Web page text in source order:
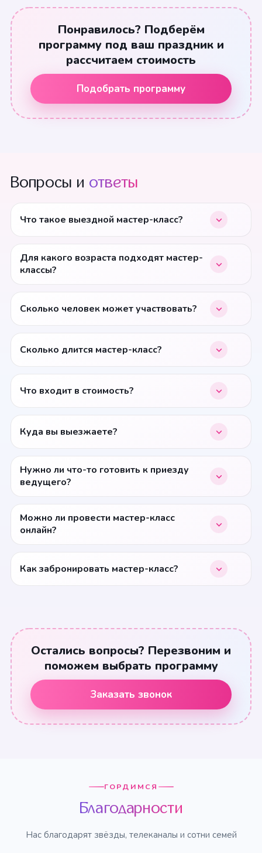
Понравилось? Подберём
программу под ваш праздник и
рассчитаем стоимость
Подобрать программу
Вопросы и ответы
Что такое выездной мастер-класс?
Для какого возраста подходят мастер-
классы?
Сколько человек может участвовать?
Сколько длится мастер-класс?
Что входит в стоимость?
Куда вы выезжаете?
Нужно ли что-то готовить к приезду
ведущего?
Можно ли провести мастер-класс
онлайн?
Как забронировать мастер-класс?
Остались вопросы? Перезвоним и
поможем выбрать программу
Заказать звонок
ГОРДИМСЯ
Благодарности
Нас благодарят звёзды, телеканалы и сотни семей